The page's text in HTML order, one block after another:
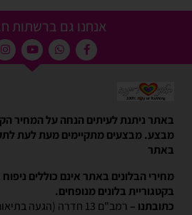
אנחנו גם ברשתות
באתר ניתנת לעיתים הנחה על המחיר
מבצע. מבצעים מתקיימים מעת לעת
באתר
מחירי הבלונים באתר אינם כוללים
בקטגוריית בלונים מנופחים.
כתובתנו – רמב"ם 13 חדרה (הגעה בתיאום)